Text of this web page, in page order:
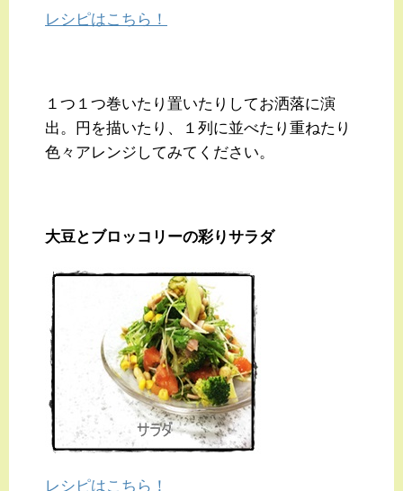
レシピはこちら！
１つ１つ巻いたり置いたりしてお洒落に演
出。円を描いたり、１列に並べたり重ねたり
色々アレンジしてみてください。
大豆とブロッコリーの彩りサラダ
レシピはこちら！